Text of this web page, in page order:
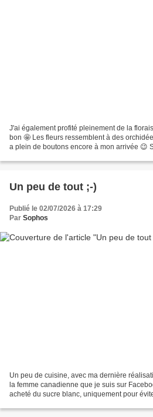
J'ai également profité pleinement de la
bon 🤩 Les fleurs ressemblent à des
a plein de boutons encore à mon arrivée 😉
Un peu de tout ;-)
Publié le 02/07/2026 à 17:29
Par Sophos
Un peu de cuisine, avec ma dernière
la femme canadienne que je suis sur
acheté du sucre blanc, uniquement pour